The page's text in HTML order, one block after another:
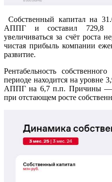
Собственный капитал на
АППГ и составил 729,8
увеличиваться за счёт роста
чистая прибыль компании
развитие.
Рентабельность
периоде находится на уровне
АППГ на 6,7 п.п. Причины —
при отстающем росте